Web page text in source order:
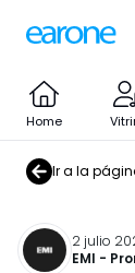
Home
Ir a la
2 julio
EMI -